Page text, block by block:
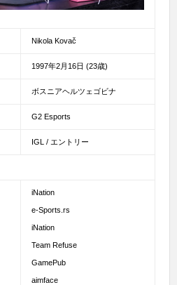
Nikola Kovač
1997年2月16日 (23歳)
ボスニアヘルツェゴビナ
G2 Esports
IGL / エントリー
iNation
e-Sports.rs
iNation
Team Refuse
GamePub
aimface